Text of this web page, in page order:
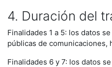
4. Duración del
Finalidades 1 a 5: los datos
públicas de comunicaciones,
Finalidades 6 y 7: los datos